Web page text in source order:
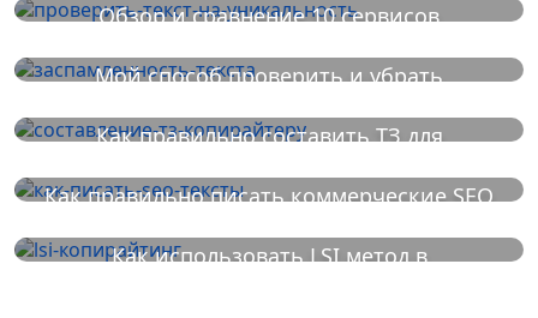
Обзор и сравнение 10 сервисов
Мой способ проверить и убрать
Как правильно составить ТЗ для
Как правильно писать коммерческие SEO
Как использовать LSI метод в